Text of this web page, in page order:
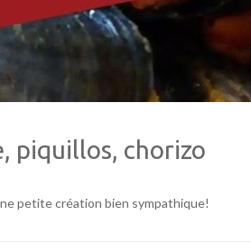
piquillos, chorizo
petite création bien sympathique!